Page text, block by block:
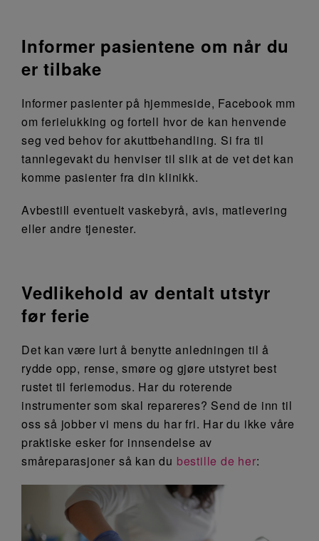
Informer pasientene om når du
er tilbake
Informer pasienter på hjemmeside, Facebook mm
om ferielukking og fortell hvor de kan henvende
seg ved behov for akuttbehandling. Si fra til
tannlegevakt du henviser til slik at de vet det kan
komme pasienter fra din klinikk.
Avbestill eventuelt vaskebyrå, avis, matlevering
eller andre tjenester.
Vedlikehold av dentalt utstyr
før ferie
Det kan være lurt å benytte anledningen til å
rydde opp, rense, smøre og gjøre utstyret best
rustet til feriemodus. Har du roterende
instrumenter som skal repareres? Send de inn til
oss så jobber vi mens du har fri. Har du ikke våre
praktiske esker for innsendelse av
småreparasjoner så kan du bestille de her: